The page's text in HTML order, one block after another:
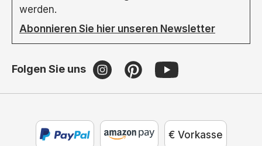
werden.
Abonnieren Sie hier unseren Newsletter
Folgen Sie uns
€ Vorkasse